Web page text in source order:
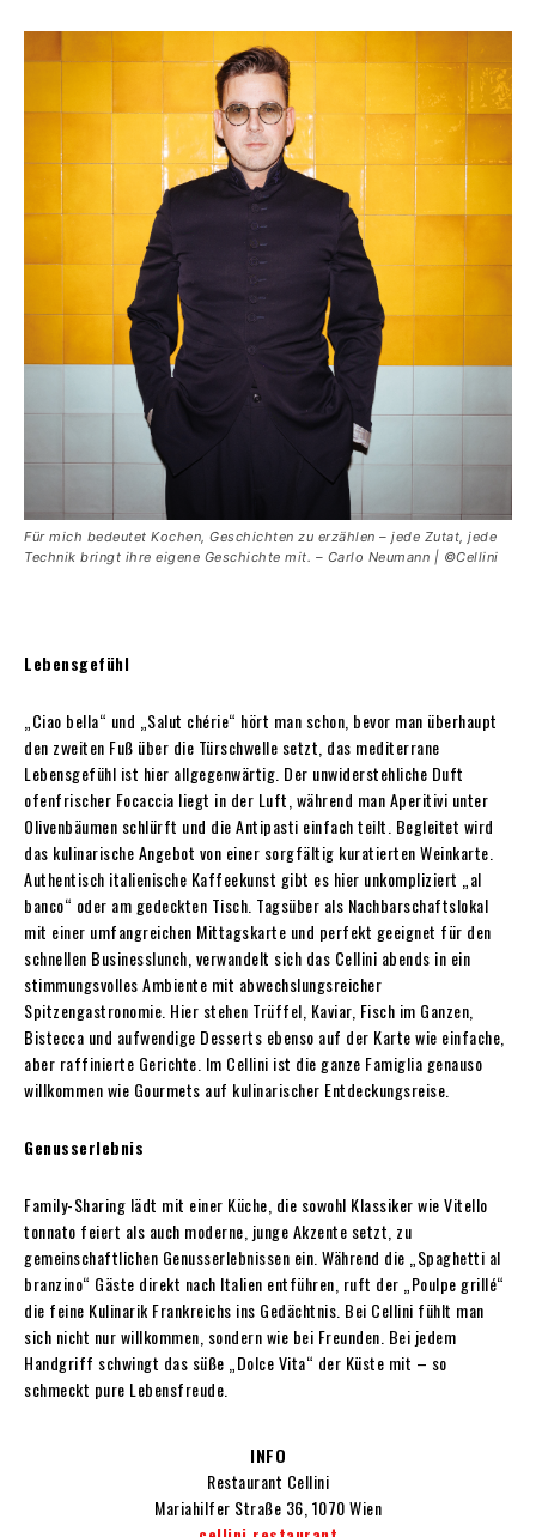
Für mich bedeutet Kochen, Geschichten zu erzählen – jede Zutat, jede
Technik bringt ihre eigene Geschichte mit. – Carlo Neumann | ©Cellini
Lebensgefühl
„Ciao bella“ und „Salut chérie“ hört man schon, bevor man überhaupt
den zweiten Fuß über die Türschwelle setzt, das mediterrane
Lebensgefühl ist hier allgegenwärtig. Der unwiderstehliche Duft
ofenfrischer Focaccia liegt in der Luft, während man Aperitivi unter
Olivenbäumen schlürft und die Antipasti einfach teilt. Begleitet wird
das kulinarische Angebot von einer sorgfältig kuratierten Weinkarte.
Authentisch italienische Kaffeekunst gibt es hier unkompliziert „al
banco“ oder am gedeckten Tisch. Tagsüber als Nachbarschaftslokal
mit einer umfangreichen Mittagskarte und perfekt geeignet für den
schnellen Businesslunch, verwandelt sich das Cellini abends in ein
stimmungsvolles Ambiente mit abwechslungsreicher
Spitzengastronomie. Hier stehen Trüffel, Kaviar, Fisch im Ganzen,
Bistecca und aufwendige Desserts ebenso auf der Karte wie einfache,
aber raffinierte Gerichte. Im Cellini ist die ganze Famiglia genauso
willkommen wie Gourmets auf kulinarischer Entdeckungsreise.
Genusserlebnis
Family-Sharing lädt mit einer Küche, die sowohl Klassiker wie Vitello
tonnato feiert als auch moderne, junge Akzente setzt, zu
gemeinschaftlichen Genusserlebnissen ein. Während die „Spaghetti al
branzino“ Gäste direkt nach Italien entführen, ruft der „Poulpe grillé“
die feine Kulinarik Frankreichs ins Gedächtnis. Bei Cellini fühlt man
sich nicht nur willkommen, sondern wie bei Freunden. Bei jedem
Handgriff schwingt das süße „Dolce Vita“ der Küste mit – so
schmeckt pure Lebensfreude.
INFO
Restaurant Cellini
Mariahilfer Straße 36, 1070 Wien